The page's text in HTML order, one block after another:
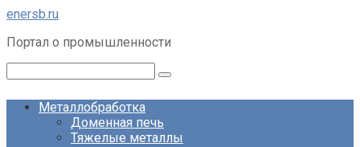
Перейти
контенту
enersb.ru
Портал о промышленности
Металлобработка
Доменная печь
Тяжелые металлы